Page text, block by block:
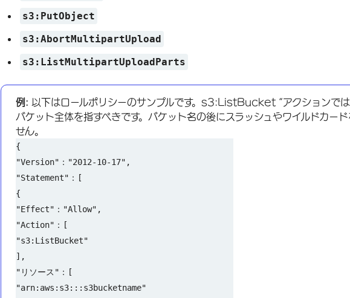
s3:PutObject
s3:AbortMultipartUpload
s3:ListMultipartUploadParts
例: 以下はロールポリシーのサンプルです。s3:ListBucket “アクションでは
バケット全体を指すべきです。バケット名の後にスラッシュやワイルドカー
せん。
{
"Version"："2012-10-17",
"Statement"：[
{
"Effect"："Allow",
"Action"：[
"s3:ListBucket"
],
"リソース"：[
"arn:aws:s3:::s3bucketname"